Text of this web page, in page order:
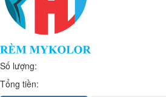
Số lượng:
Tổng tiền: